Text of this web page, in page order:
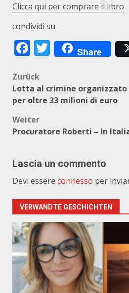
Clicca qui per comprare il libro
condividi su:
Facebook
Twitter
Share
Zurück
Lotta al crimine organizzato
per oltre 33 milioni di euro
Weiter
Procuratore Roberti – In
Lascia un commento
Devi essere connesso per
VERWANDTE GESCHICHTEN